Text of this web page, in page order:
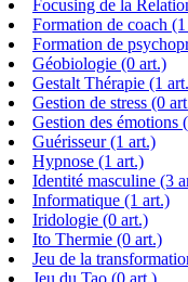
Focusing de la
Formation de coach
Formation de
Géobiologie (0 art.)
Gestalt Thérapie (1
Gestion de stress (0
Gestion des émotions
Guérisseur (1 art.)
Hypnose (1 art.)
Identité masculine (3
Informatique (1 art.)
Iridologie (0 art.)
Ito Thermie (0 art.)
Jeu de la
Jeu du Tao (0 art.)